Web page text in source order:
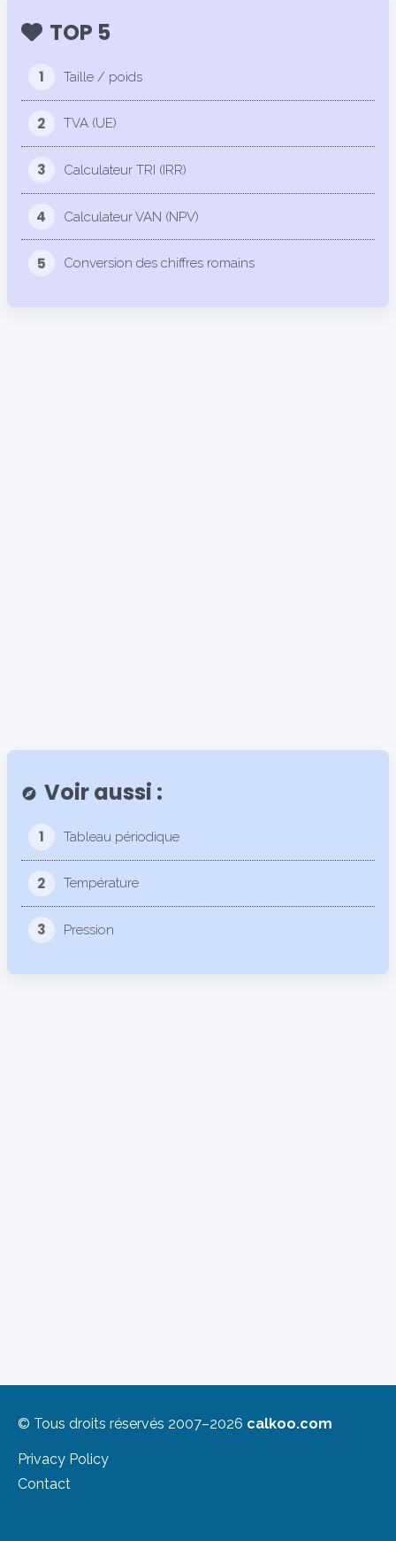
TOP 5
1 Taille / poids
2 TVA (UE)
3 Calculateur TRI (IRR)
4 Calculateur VAN (NPV)
5 Conversion des chiffres romains
explore Voir aussi :
1 Tableau périodique
2 Température
3 Pression
© Tous droits réservés 2007–2026 calkoo.com
Privacy Policy
Contact